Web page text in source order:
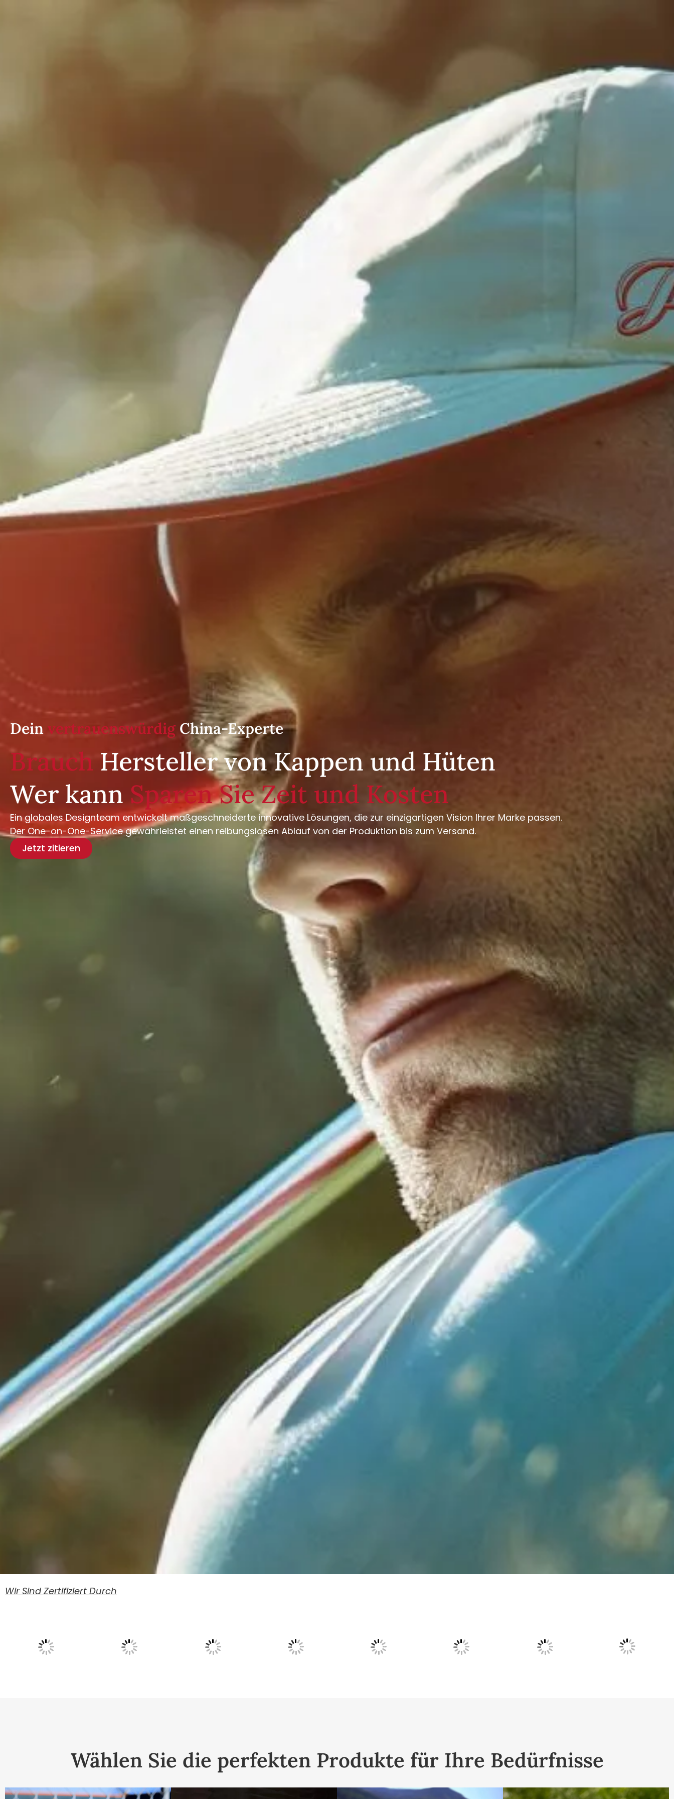
Dein vertrauenswürdig China-Experte
Brauch Hersteller von Kappen und Hüten
Wer kann Sparen Sie Zeit und Kosten
Ein globales Designteam entwickelt maßgeschneiderte innovative Lösungen, die zur einzigartigen Vision Ihrer Marke passen.
Der One-on-One-Service gewährleistet einen reibungslosen Ablauf von der Produktion bis zum Versand.
Jetzt zitieren
Wir Sind Zertifiziert Durch
Wählen Sie die perfekten Produkte für Ihre Bedürfnisse